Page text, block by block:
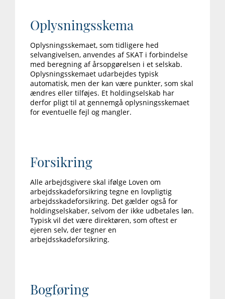
Oplysningsskema
Oplysningsskemaet, som tidligere hed
selvangivelsen, anvendes af SKAT i forbindelse
med beregning af årsopgørelsen i et selskab.
Oplysningsskemaet udarbejdes typisk
automatisk, men der kan være punkter, som skal
ændres eller tilføjes. Et holdingselskab har
derfor pligt til at gennemgå oplysningsskemaet
for eventuelle fejl og mangler.
Forsikring
Alle arbejdsgivere skal ifølge Loven om
arbejdsskadeforsikring tegne en lovpligtig
arbejdsskadeforsikring. Det gælder også for
holdingselskaber, selvom der ikke udbetales løn.
Typisk vil det være direktøren, som oftest er
ejeren selv, der tegner en
arbejdsskadeforsikring.
Bogføring